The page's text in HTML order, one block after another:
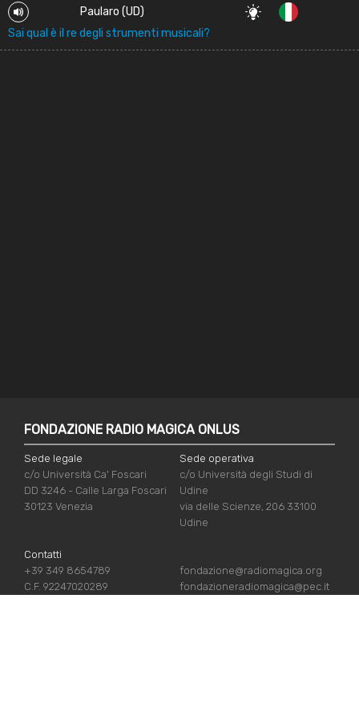
Paularo (UD)
Sai qual è il re degli strumenti musicali?
FONDAZIONE RADIO MAGICA ONLUS
Sede legale
c/o Università Ca' Foscari
DD 3246 - Calle Larga Foscari
30123 Venezia
Sede operativa
c/o Università degli Studi di
Udine
via delle Scienze, 206 33100
Udine
Contatti
+39 349 8654789
C.F. 92247020289
fondazione@radiomagica.org
fondazioneradiomagica@pec.it